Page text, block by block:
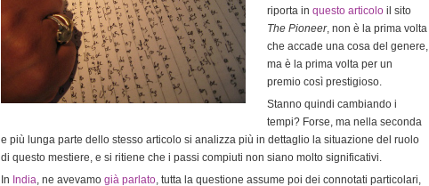
riporta in questo articolo il sito
The Pioneer, non è la prima volta
che accade una cosa del genere,
ma è la prima volta per un
premio così prestigioso.
Stanno quindi cambiando i
tempi? Forse, ma nella seconda
e più lunga parte dello stesso articolo si analizza più in dettaglio la situazione del ruolo
di questo mestiere, e si ritiene che i passi compiuti non siano molto significativi.
In India, ne avevamo già parlato, tutta la questione assume poi dei connotati particolari,